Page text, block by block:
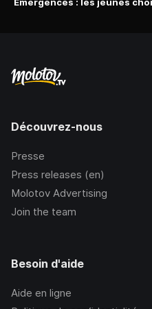
Emergences : les jeunes
Découvrez-nous
Presse
Press releases (en)
Molotov Advertising
Join the team
Besoin d'aide
Aide en ligne